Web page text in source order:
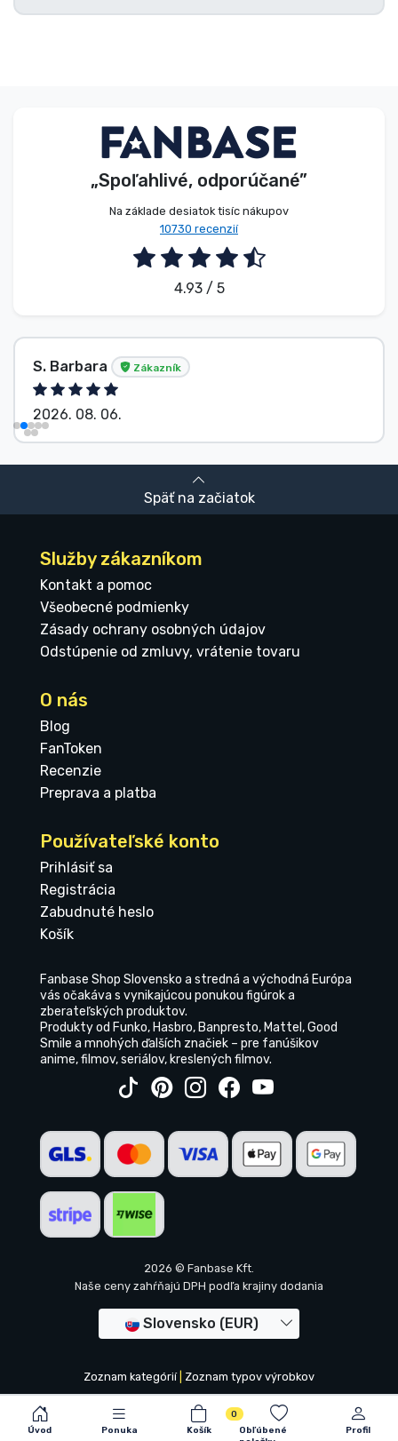
Úvod Ponuka Košík
0
Obľúbené
Profil
„Spoľahlivé, odporúčané”
Na základe desiatok tisíc nákupov
10730 recenzií
4.93 / 5
S. Barbara Zákazník
2026. 08. 06.
Späť na začiatok
Služby zákazníkom
Kontakt a pomoc
Všeobecné podmienky
Zásady ochrany osobných údajov
Odstúpenie od zmluvy, vrátenie tovaru
O nás
Blog
FanToken
Recenzie
Preprava a platba
Používateľské konto
Prihlásiť sa
Registrácia
Zabudnuté heslo
Košík
Fanbase Shop Slovensko a stredná a východná Európa
vás očakáva s vynikajúcou ponukou figúrok a
zberateľských produktov.
Produkty od Funko, Hasbro, Banpresto, Mattel, Good
Smile a mnohých ďalších značiek – pre fanúšikov
anime, filmov, seriálov, kreslených filmov.
2026 © Fanbase Kft.
Naše ceny zahŕňajú DPH podľa krajiny dodania
Slovensko (EUR)
Zoznam kategórií| Zoznam typov výrobkov